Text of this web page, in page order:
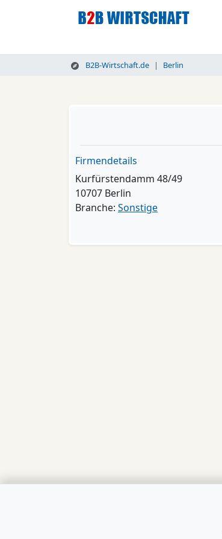
B2B-Wirtschaft.de Berlin
Firmendetails
Kurfürstendamm 48/49
10707 Berlin
Branche: Sonstige